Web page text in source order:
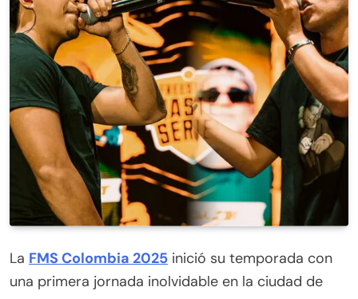
cierre de votación
La FMS Colombia 2025 inició su temporada con
una primera jornada inolvidable en la ciudad de